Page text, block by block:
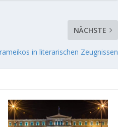
NÄCHSTE
in literarischen Zeugnissen